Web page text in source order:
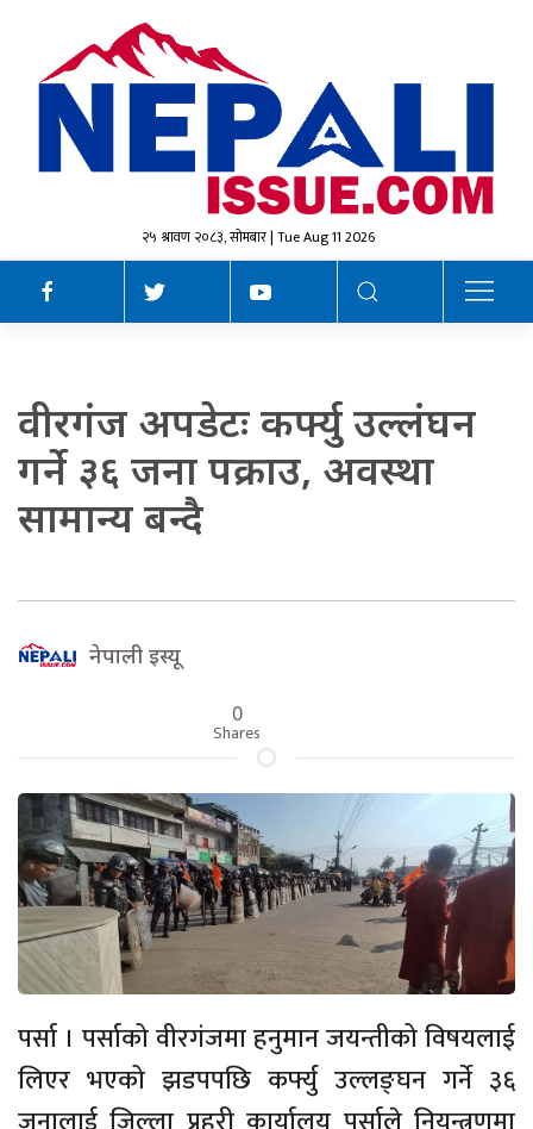
२५ श्रावण २०८३, सोमबार | Tue Aug 11 2026
वीरगंज अपडेटः कर्फ्यु उल्लंघन
गर्ने ३६ जना पक्राउ, अवस्था
सामान्य बन्दै
नेपाली इस्यू
0
Shares
पर्सा । पर्साको वीरगंजमा हनुमान जयन्तीको विषयलाई
लिएर भएको झडपपछि कर्फ्यु उल्लङ्घन गर्ने ३६